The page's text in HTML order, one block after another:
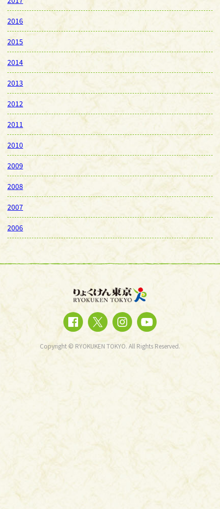
2016
2015
2014
2013
2012
2011
2010
2009
2008
2007
2006
Copyright © RYOKUKEN TOKYO. All Rights Reserved.